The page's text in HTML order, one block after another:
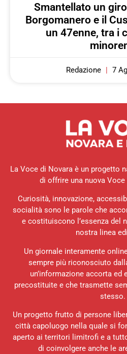
Smantellato un
Borgomanero e il
un 47enne, tra i
Redazione 7
La Voce di Novara è un progetto
di offrire una nuova
Curiosità, innovazione,
socialità sono le parole che
e costituiscono l’essenza del
nostra linea
Un giornale interamente
sempre più riconosciuto
un’informazione accorta ed
precostituite e che trasmette
stesso.
Un progetto frutto di persone
città capoluogo nella quale si
aperto ai territori limitrofi e a
di coinvolgere anche le